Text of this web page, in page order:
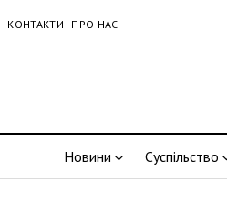
КОНТАКТИ ПРО НАС
Новини Суспільство